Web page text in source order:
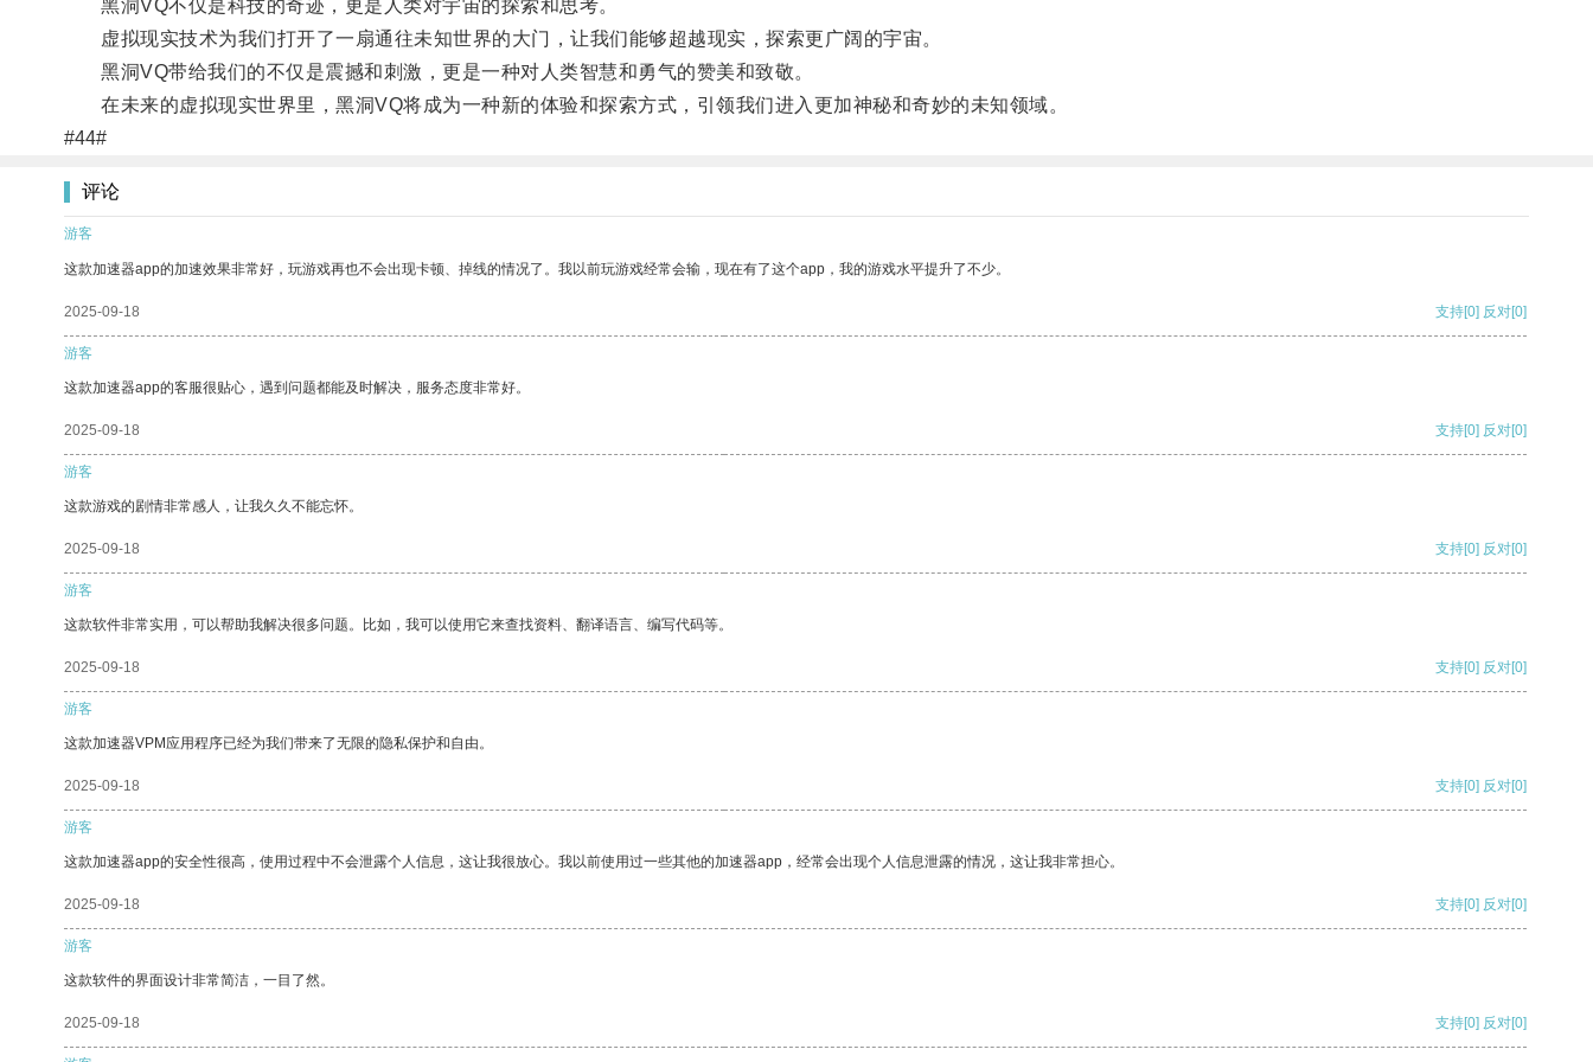
黑洞VQ不仅是科技的奇迹，更是人类对宇宙的探索和思考。
虚拟现实技术为我们打开了一扇通往未知世界的大门，让我们能够超越现实，探索更广阔的宇宙。
黑洞VQ带给我们的不仅是震撼和刺激，更是一种对人类智慧和勇气的赞美和致敬。
在未来的虚拟现实世界里，黑洞VQ将成为一种新的体验和探索方式，引领我们进入更加神秘和奇妙的未知领域。
#44#
评论
游客
这款加速器app的加速效果非常好，玩游戏再也不会出现卡顿、掉线的情况了。我以前玩游戏经常会输，现在有了这个app，我的游戏水平提升了不少。
2025-09-18 支持[0] 反对[0]
游客
这款加速器app的客服很贴心，遇到问题都能及时解决，服务态度非常好。
2025-09-18 支持[0] 反对[0]
游客
这款游戏的剧情非常感人，让我久久不能忘怀。
2025-09-18 支持[0] 反对[0]
游客
这款软件非常实用，可以帮助我解决很多问题。比如，我可以使用它来查找资料、翻译语言、编写代码等。
2025-09-18 支持[0] 反对[0]
游客
这款加速器VPM应用程序已经为我们带来了无限的隐私保护和自由。
2025-09-18 支持[0] 反对[0]
游客
这款加速器app的安全性很高，使用过程中不会泄露个人信息，这让我很放心。我以前使用过一些其他的加速器app，经常会出现个人信息泄露的情况，这让我非常担心。
2025-09-18 支持[0] 反对[0]
游客
这款软件的界面设计非常简洁，一目了然。
2025-09-18 支持[0] 反对[0]